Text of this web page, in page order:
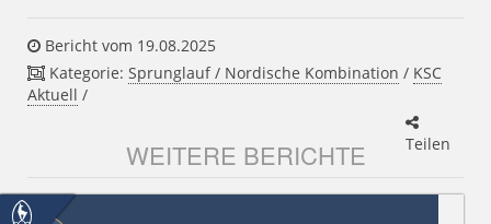
Bericht vom 19.08.2025
Kategorie: Sprunglauf / Nordische Kombination / KSC
Aktuell /
Teilen
WEITERE BERICHTE